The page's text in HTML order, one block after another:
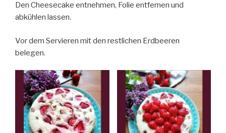
Den Cheesecake entnehmen, Folie entfernen und
abkühlen lassen.
Vor dem Servieren mit den restlichen Erdbeeren
belegen.